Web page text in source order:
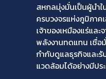
สหกลมุ่งมั่นเป็นผู้นำใ
ครบวงจรแห่งภูมิภา
เจ้าของเหมืองแร่แล
พลังงานทดแทน เชื่อมั่
กำกับดูแลธุรกิจและ
แวดล้อมได้อย่างมีปร